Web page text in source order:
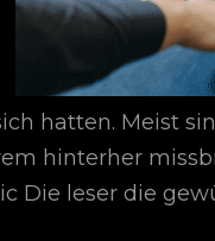
hatten. Meist
hinterher
Die leser die